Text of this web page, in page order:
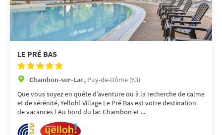
LE PRÉ BAS
Chambon-sur-Lac, Puy-de-Dôme (63)
Que vous soyez en quête d’aventure ou à la recherche de calme
et de sérénité, Yelloh! Village Le Pré Bas est votre destination
de vacances ! Au bord du lac Chambon et ...